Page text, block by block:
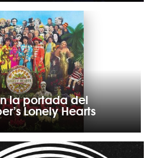
la portada del
Lonely Hearts